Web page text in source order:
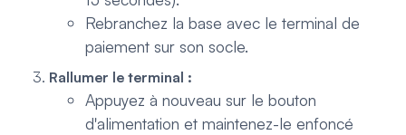
Rebranchez la base avec le terminal de
paiement sur son socle.
Rallumer le terminal :
Appuyez à nouveau sur le bouton
d'alimentation et maintenez-le enfoncé